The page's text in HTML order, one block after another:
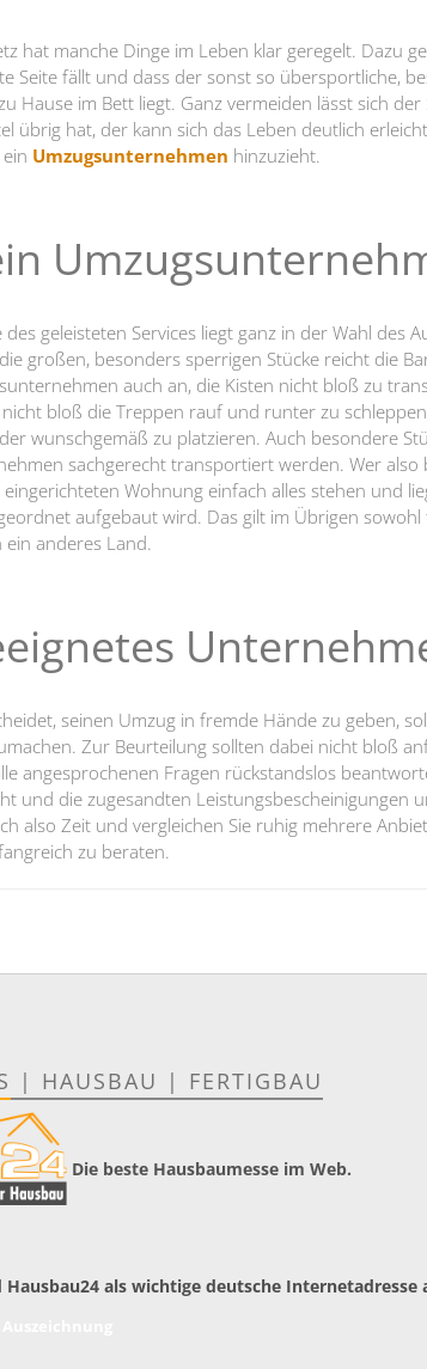
hat manche Dinge im Leben klar geregelt. Dazu
Seite fällt und dass der sonst so übersportliche,
Hause im Bett liegt. Ganz vermeiden lässt sich
übrig hat, der kann sich das Leben deutlich
Umzugsunternehmen hinzuzieht.
des geleisteten Services liegt ganz in der Wahl des
großen, besonders sperrigen Stücke reicht die
auch an, die Kisten nicht bloß zu
bloß die Treppen rauf und runter zu
wunschgemäß zu platzieren. Auch besondere
sachgerecht transportiert werden. Wer
Wohnung einfach alles stehen und
aufgebaut wird. Das gilt im Übrigen
ein anderes Land.
seinen Umzug in fremde Hände zu geben,
Zur Beurteilung sollten dabei nicht bloß
angesprochenen Fragen rückstandslos
und die zugesandten Leistungsbescheinigungen
also Zeit und vergleichen Sie ruhig mehrere
zu beraten.
| HAUSBAU | FERTIGBAU
Die beste Hausbaumesse im Web.
Hausbau24 als wichtige deutsche Internetadresse